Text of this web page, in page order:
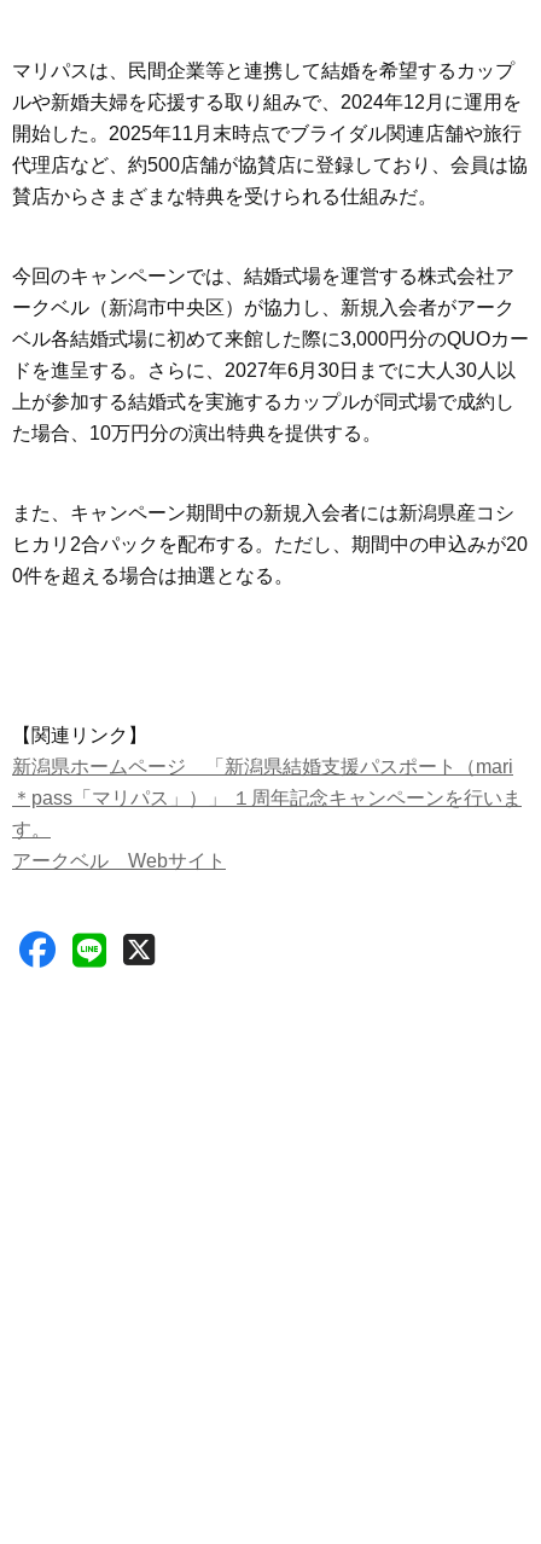
マリパスは、民間企業等と連携して結婚を希望するカップ
ルや新婚夫婦を応援する取り組みで、2024年12月に運用を
開始した。2025年11月末時点でブライダル関連店舗や旅行
代理店など、約500店舗が協賛店に登録しており、会員は協
賛店からさまざまな特典を受けられる仕組みだ。
今回のキャンペーンでは、結婚式場を運営する株式会社ア
ークベル（新潟市中央区）が協力し、新規入会者がアーク
ベル各結婚式場に初めて来館した際に3,000円分のQUOカー
ドを進呈する。さらに、2027年6月30日までに大人30人以
上が参加する結婚式を実施するカップルが同式場で成約し
た場合、10万円分の演出特典を提供する。
また、キャンペーン期間中の新規入会者には新潟県産コシ
ヒカリ2合パックを配布する。ただし、期間中の申込みが20
0件を超える場合は抽選となる。
【関連リンク】
新潟県ホームページ 「新潟県結婚支援パスポート（mari
＊pass「マリパス」）」 １周年記念キャンペーンを行いま
す。
アークベル Webサイト